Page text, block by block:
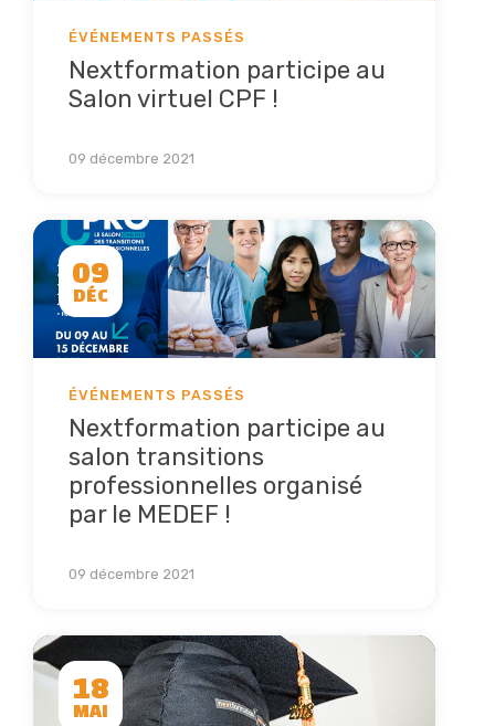
ÉVÉNEMENTS PASSÉS
Nextformation participe au
Salon virtuel CPF !
09 décembre 2021
Lire la suite
09
DÉC
ÉVÉNEMENTS PASSÉS
Nextformation participe au
salon transitions
professionnelles organisé
par le MEDEF !
09 décembre 2021
Lire la suite
18
MAI